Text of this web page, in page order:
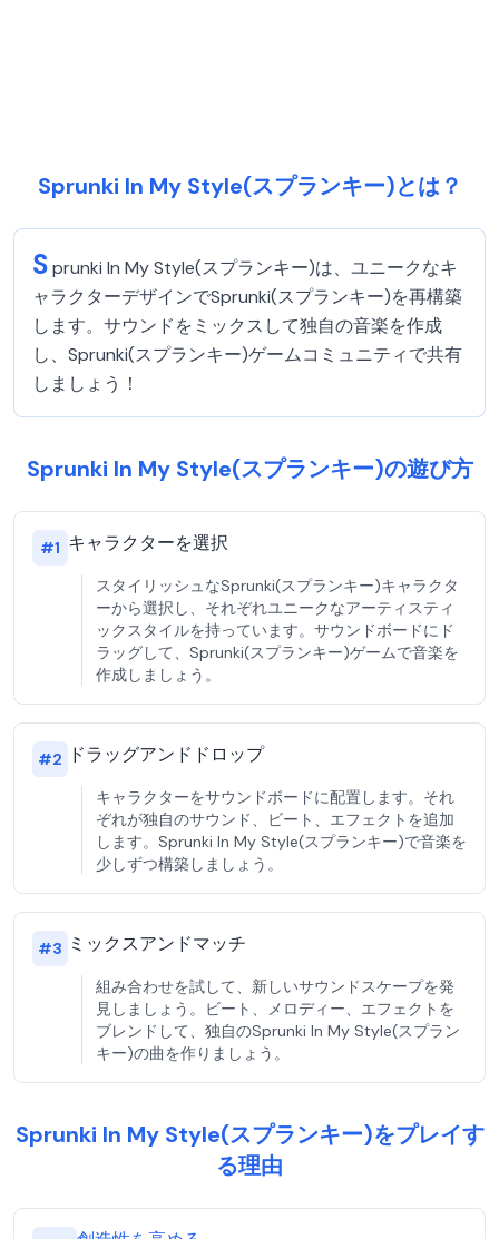
Sprunki In My Style(スプランキー)とは？
Sprunki In My Style(スプランキー)は、ユニークなキ
ャラクターデザインでSprunki(スプランキー)を再構築
します。サウンドをミックスして独自の音楽を作成
し、Sprunki(スプランキー)ゲームコミュニティで共有
しましょう！
Sprunki In My Style(スプランキー)の遊び方
#1 キャラクターを選択
スタイリッシュなSprunki(スプランキー)キャラクタ
ーから選択し、それぞれユニークなアーティスティ
ックスタイルを持っています。サウンドボードにド
ラッグして、Sprunki(スプランキー)ゲームで音楽を
作成しましょう。
#2 ドラッグアンドドロップ
キャラクターをサウンドボードに配置します。それ
ぞれが独自のサウンド、ビート、エフェクトを追加
します。Sprunki In My Style(スプランキー)で音楽を
少しずつ構築しましょう。
#3 ミックスアンドマッチ
組み合わせを試して、新しいサウンドスケープを発
見しましょう。ビート、メロディー、エフェクトを
ブレンドして、独自のSprunki In My Style(スプラン
キー)の曲を作りましょう。
Sprunki In My Style(スプランキー)をプレイす
る理由